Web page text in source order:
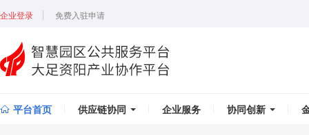
企业登录 免费入驻申请
平台首页 供应链协同 企业服务 协同创新